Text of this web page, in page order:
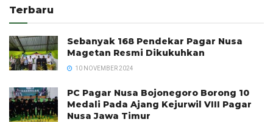
Terbaru
Sebanyak 168 Pendekar Pagar Nusa
Magetan Resmi Dikukuhkan
10 NOVEMBER 2024
PC Pagar Nusa Bojonegoro Borong 10
Medali Pada Ajang Kejurwil VIII Pagar
Nusa Jawa Timur